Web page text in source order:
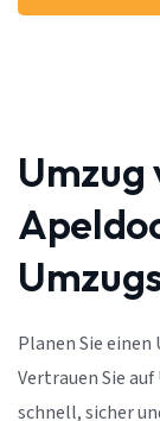
Umzug
Planen Sie
Vertrauen Sie
schnell, sicher